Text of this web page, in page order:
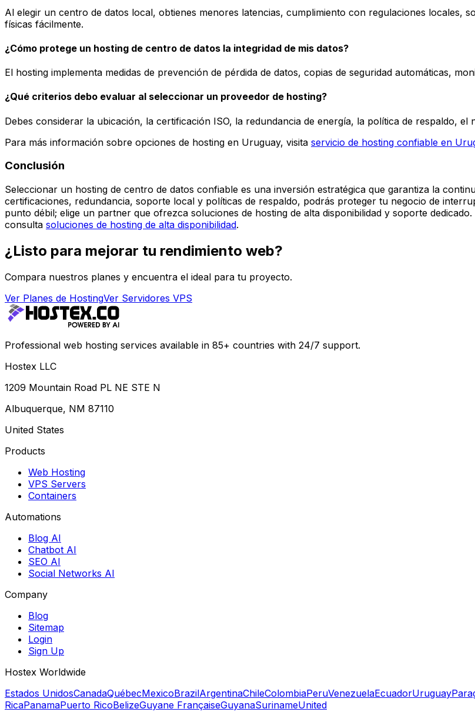
Al elegir un centro de datos local, obtienes menores latencias, cumplimiento con regulaciones locales,
físicas fácilmente.
¿Cómo protege un hosting de centro de datos la integridad de mis datos?
El hosting implementa medidas de prevención de pérdida de datos, copias de seguridad automáticas,
¿Qué criterios debo evaluar al seleccionar un proveedor de hosting?
Debes considerar la ubicación, la certificación ISO, la redundancia de energía, la política de respaldo,
Para más información sobre opciones de hosting en Uruguay, visita servicio de hosting confiable en
Conclusión
Seleccionar un hosting de centro de datos confiable es una inversión estratégica que garantiza la
certificaciones, redundancia, soporte local y políticas de respaldo, podrás proteger tu negocio de
punto débil; elige un partner que ofrezca soluciones de hosting de alta disponibilidad y soporte
consulta soluciones de hosting de alta disponibilidad.
¿Listo para mejorar tu rendimiento web?
Compara nuestros planes y encuentra el ideal para tu proyecto.
Ver Planes de HostingVer Servidores VPS
Professional web hosting services available in 85+ countries with 24/7 support.
Hostex LLC
1209 Mountain Road PL NE STE N
Albuquerque, NM 87110
United States
Products
Web Hosting
VPS Servers
Containers
Automations
Blog AI
Chatbot AI
SEO AI
Social Networks AI
Company
Blog
Sitemap
Login
Sign Up
Hostex Worldwide
Estados UnidosCanadaQuébecMexicoBrazilArgentinaChileColombiaPeruVenezuelaEcuadorUruguay
RicaPanamaPuerto RicoBelizeGuyane FrançaiseGuyanaSurinameUnited